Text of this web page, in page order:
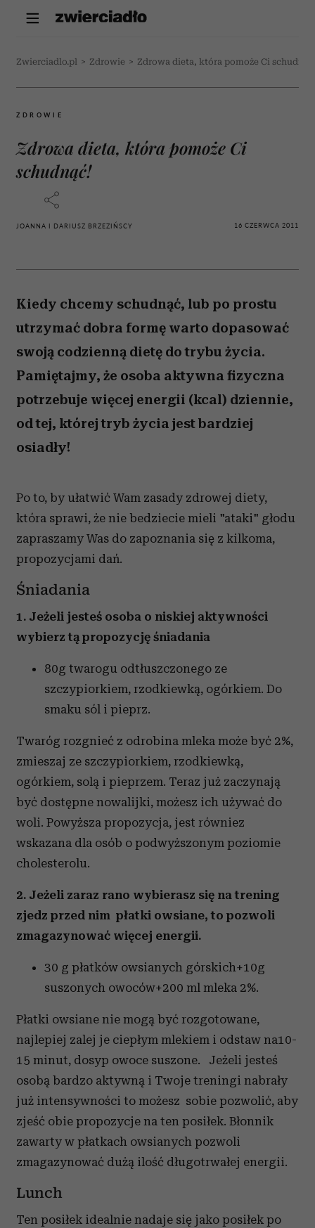
Zwierciadlo.pl > Zdrowie > Zdrowa dieta, która pomoże Ci
ZDROWIE
Zdrowa dieta, która pomoże Ci
schudnąć!
JOANNA I DARIUSZ BRZEZIŃSCY 16 CZERWCA 2011
Kiedy chcemy schudnąć, lub po prostu
utrzymać dobra formę warto dopasować
swoją codzienną dietę do trybu życia.
Pamiętajmy, że osoba aktywna fizyczna
potrzebuje więcej energii (kcal) dziennie,
od tej, której tryb życia jest bardziej
osiadły!
Po to, by ułatwić Wam zasady zdrowej diety,
która sprawi, że nie bedziecie mieli "ataki" głodu
zapraszamy Was do zapoznania się z kilkoma,
propozycjami dań.
Śniadania
1. Jeżeli jesteś osoba o niskiej aktywności
wybierz tą propozycję śniadania
80g twarogu odtłuszczonego ze
szczypiorkiem, rzodkiewką, ogórkiem. Do
smaku sól i pieprz.
Twaróg rozgnieć z odrobina mleka może być 2%,
zmieszaj ze szczypiorkiem, rzodkiewką,
ogórkiem, solą i pieprzem. Teraz już zaczynają
być dostępne nowalijki, możesz ich używać do
woli. Powyższa propozycja, jest równiez
wskazana dla osób o podwyższonym poziomie
cholesterolu.
2. Jeżeli zaraz rano wybierasz się na trening
zjedz przed nim płatki owsiane, to pozwoli
zmagazynować więcej energii.
30 g płatków owsianych górskich+10g
suszonych owoców+200 ml mleka 2%.
Płatki owsiane nie mogą być rozgotowane,
najlepiej zalej je ciepłym mlekiem i odstaw na10-
15 minut, dosyp owoce suszone. Jeżeli jesteś
osobą bardzo aktywną i Twoje treningi nabrały
już intensywności to możesz sobie pozwolić, aby
zjeść obie propozycje na ten posiłek. Błonnik
zawarty w płatkach owsianych pozwoli
zmagazynować dużą ilość długotrwałej energii.
Lunch
Ten posiłek idealnie nadaje się jako posiłek po